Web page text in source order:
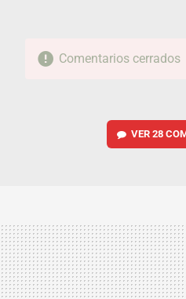
Comentarios cerrados
VER 28